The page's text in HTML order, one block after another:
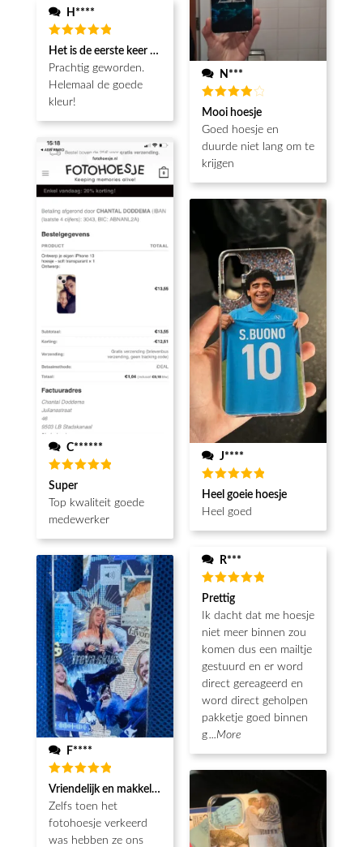
H****
Waardering
5uit 5
Het is de eerste keer dat ik een fotohoesje en het is prachtig!!
Prachtig geworden.
Helemaal de goede
kleur!
C******
Waardering
5uit 5
Super
Top kwaliteit goede
medewerker
F****
Waardering
5 uit 5
Vriendelijk en makkelijk
Zelfs toen het
fotohoesje verkeerd
was hebben ze ons
N***
Waardering
4 uit 5
Mooi hoesje
Goed hoesje en
duurde niet lang om te
krijgen
J****
Waardering
5uit 5
Heel goeie hoesje
Heel goed
R***
Waardering
5 uit 5
Prettig
Ik dacht dat me hoesje
niet meer binnen zou
komen dus een mailtje
gestuurd en er word
direct gereageerd en
word direct geholpen
pakketje goed binnen
g...More